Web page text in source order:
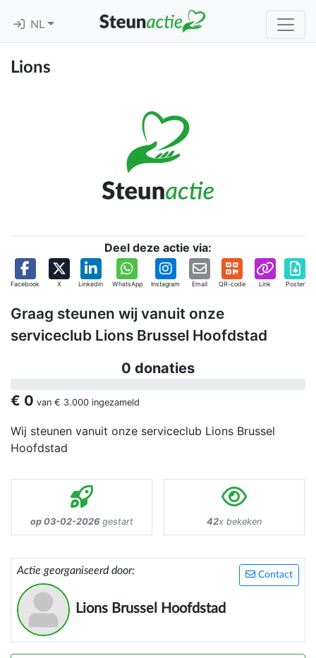
NL
Lions
Deel deze actie via:
Facebook X Linkedin WhatsApp Instagram Email QR-code Link Poster
Graag steunen wij vanuit onze
serviceclub Lions Brussel Hoofdstad
0 donaties
€ 0 van € 3.000 ingezameld
Wij steunen vanuit onze serviceclub Lions Brussel
Hoofdstad
op 03-02-2026 gestart 42x bekeken
Contact
Actie georganiseerd door:
Lions Brussel Hoofdstad